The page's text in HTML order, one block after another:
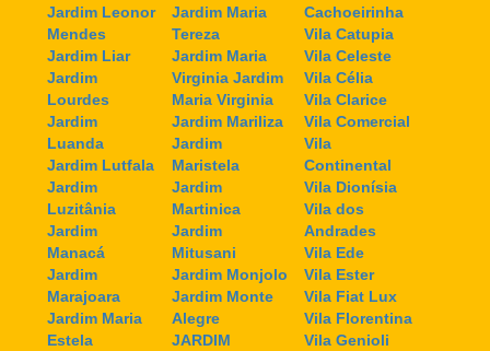
Jardim Leonor
Mendes
Jardim Liar
Jardim
Lourdes
Jardim
Luanda
Jardim Lutfala
Jardim
Luzitânia
Jardim
Manacá
Jardim
Marajoara
Jardim Maria
Estela
Jardim Maria
Tereza
Jardim Maria
Virginia Jardim
Maria Virginia
Jardim Mariliza
Jardim
Maristela
Jardim
Martinica
Jardim
Mitusani
Jardim Monjolo
Jardim Monte
Alegre
JARDIM
Cachoeirinha
Vila Catupia
Vila Celeste
Vila Célia
Vila Clarice
Vila Comercial
Vila
Continental
Vila Dionísia
Vila dos
Andrades
Vila Ede
Vila Ester
Vila Fiat Lux
Vila Florentina
Vila Genioli